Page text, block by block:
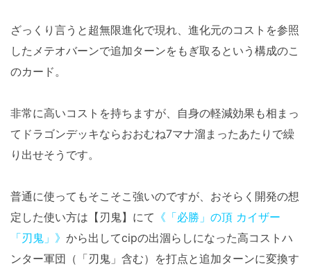
ざっくり言うと超無限進化で現れ、進化元のコストを参照
したメテオバーンで追加ターンをもぎ取るという構成のこ
のカード。
非常に高いコストを持ちますが、自身の軽減効果も相まっ
てドラゴンデッキならおおむね7マナ溜まったあたりで繰
り出せそうです。
普通に使ってもそこそこ強いのですが、おそらく開発の想
定した使い方は【刃鬼】にて 《「必勝」の頂 カイザー
「刃鬼」》 から出してcipの出涸らしになった高コストハ
ンター軍団（「刃鬼」含む）を打点と追加ターンに変換す